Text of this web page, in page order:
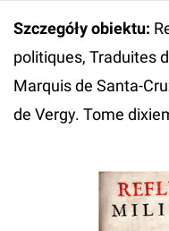
Szczegóły obiektu:
politiques, Traduites
Marquis de Santa-
de Vergy. Tome